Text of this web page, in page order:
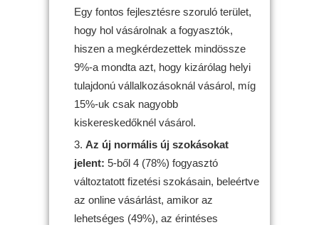
Egy fontos fejlesztésre szoruló terület,
hogy hol vásárolnak a fogyasztók,
hiszen a megkérdezettek mindössze
9%-a mondta azt, hogy kizárólag helyi
tulajdonú vállalkozásoknál vásárol, míg
15%-uk csak nagyobb
kiskereskedőknél vásárol.
Az új normális új szokásokat
jelent: 5-ből 4 (78%) fogyasztó
változtatott fizetési szokásain, beleértve
az online vásárlást, amikor az
lehetséges (49%), az érintéses